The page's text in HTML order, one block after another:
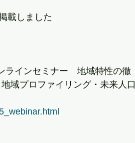
載しました
ラインセミナー　地域特性の徹
域プロファイリング・未来人口